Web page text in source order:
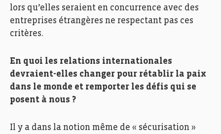
lors qu’elles seraient en concurrence avec des
entreprises étrangères ne respectant pas ces
critères.
En quoi les relations internationales
devraient-elles changer pour rétablir la paix
dans le monde et remporter les défis qui se
posent à nous ?
Il y a dans la notion même de « sécurisation »